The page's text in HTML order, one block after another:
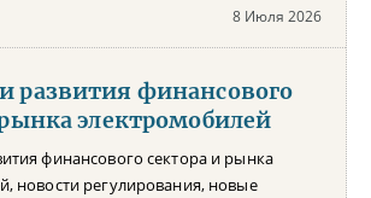
8 Июля 2026
развития финансового
электромобилей
финансового сектора и рынка
новости регулирования, новые